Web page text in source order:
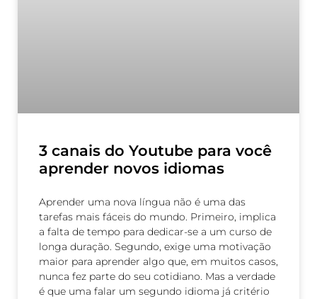
3 canais do Youtube para você
aprender novos idiomas
Aprender uma nova língua não é uma das
tarefas mais fáceis do mundo. Primeiro, implica
a falta de tempo para dedicar-se a um curso de
longa duração. Segundo, exige uma motivação
maior para aprender algo que, em muitos casos,
nunca fez parte do seu cotidiano. Mas a verdade
é que uma falar um segundo idioma já critério